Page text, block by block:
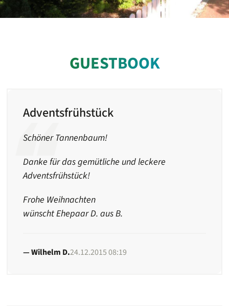
GUESTBOOK
Adventsfrühstück
Schöner Tannenbaum!
Danke für das gemütliche und leckere
Adventsfrühstück!
Frohe Weihnachten
wünscht Ehepaar D. aus B.
Wilhelm D.24.12.2015 08:19